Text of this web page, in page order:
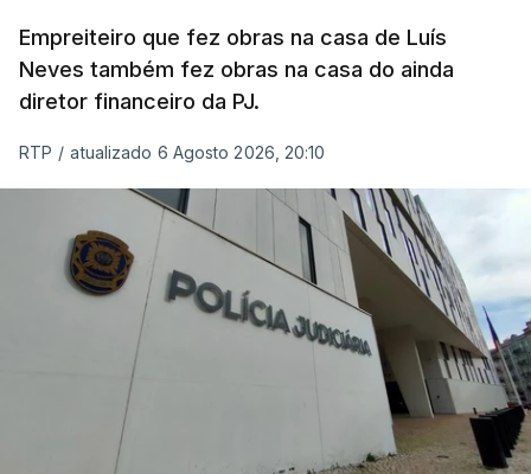
Empreiteiro que fez obras na casa de Luís
Neves também fez obras na casa do ainda
diretor financeiro da PJ.
RTP / atualizado 6 Agosto 2026, 20:10